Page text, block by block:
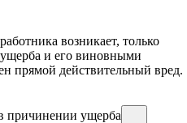
возникает, только
и его виновными
прямой действительный вред.
причинении ущерба